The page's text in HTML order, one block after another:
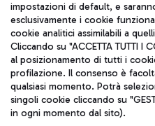
Aeroporti di Roma S.p.A. -
coordinamento di Mundys
Codice fiscale e Registro delle
IVA 06572251004
Capitale sociale 62.224.743,00
Sede legale: Via Pier Paolo
telefono +39 06 65951
impostazioni di default, e
esclusivamente i cookie
cookie analitici assimilabili a
Cliccando su "ACCETTA TUTTI I
al posizionamento di tutti i
profilazione. Il consenso è
qualsiasi momento. Potrà
singoli cookie cliccando su
in ogni momento dal sito).